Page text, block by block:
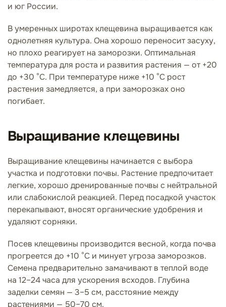
и юг России.
В умеренных широтах клещевина выращивается как
однолетняя культура. Она хорошо переносит засуху,
но плохо реагирует на заморозки. Оптимальная
температура для роста и развития растения — от +20
до +30 °C. При температуре ниже +10 °C рост
растения замедляется, а при заморозках оно
погибает.
Выращивание клещевины
Выращивание клещевины начинается с выбора
участка и подготовки почвы. Растение предпочитает
легкие, хорошо дренированные почвы с нейтральной
или слабокислой реакцией. Перед посадкой участок
перекапывают, вносят органические удобрения и
удаляют сорняки.
Посев клещевины производится весной, когда почва
прогреется до +10 °C и минует угроза заморозков.
Семена предварительно замачивают в теплой воде
на 12–24 часа для ускорения всходов. Глубина
заделки семян — 3–5 см, расстояние между
растениями — 50–70 см.